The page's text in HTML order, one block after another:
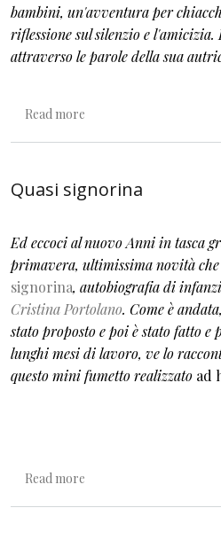
bambini, un'avventura per
riflessione sul silenzio e l'amicizia.
attraverso le parole della sua
Read more
Quasi signorina
Ed eccoci al nuovo Anni in tasca
primavera, ultimissima novità
signorina, autobiografia di
Cristina Portolano. Come è
stato proposto e poi è stato fatto e
lunghi mesi di lavoro, ve lo
questo mini fumetto realizzato ad
Read more